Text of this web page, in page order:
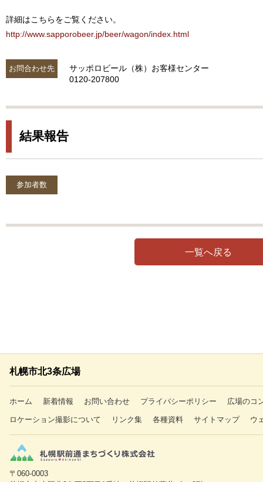
詳細はこちらをご覧ください。
http://www.sapporobeer.jp/beer/wagon/index.html
お問合わせ先
サッポロビール（株）お客様センター
0120-207800
結果報告
参加者数
一覧へ戻る
札幌市北3条広場
ホーム 新着情報 お問い合わせ プライバシーポリシー 広場のコ
ロケーション撮影について リンク集 各種資料 サイトマップ ウ
〒060-0003